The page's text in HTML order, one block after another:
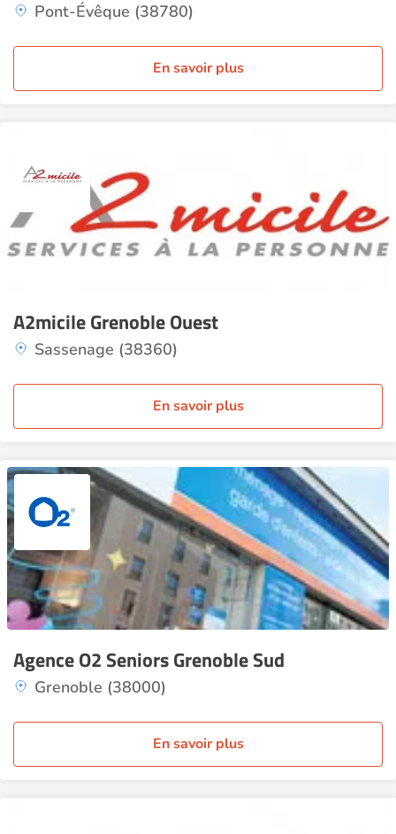
Pont-Évêque (38780)
En savoir plus
A2micile Grenoble Ouest
Sassenage (38360)
En savoir plus
Agence O2 Seniors Grenoble Sud
Grenoble (38000)
En savoir plus